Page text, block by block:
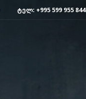
ტელ: +995 599 955 844